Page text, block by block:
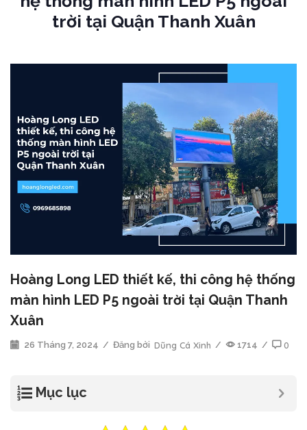
trời tại Quận Thanh Xuân
Hoàng Long LED thiết kế, thi công hệ thống
màn hình LED P5 ngoài trời tại Quận Thanh
Xuân
26 Tháng 7, 2024 / Đăng bởi Dũng Cá Xinh / 1714 / 0
Mục lục